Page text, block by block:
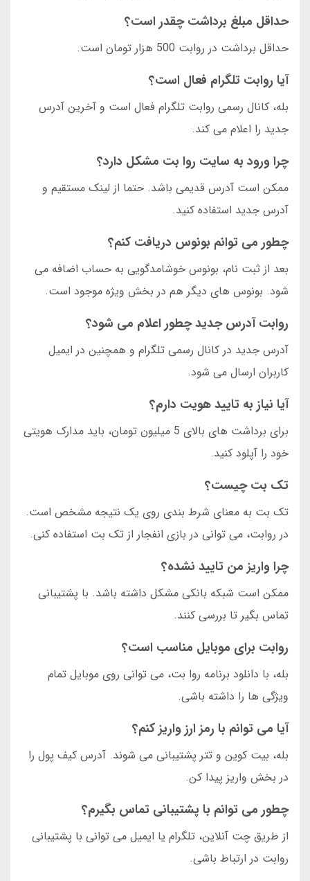
حداقل مبلغ برداشت چقدر است؟
حداقل برداشت در روابت 500 هزار تومان است.
آیا روابت تلگرام فعال است؟
بله، کانال رسمی روابت تلگرام فعال است و آخرین آدرس
جدید را اعلام می کند.
چرا ورود به سایت روا بت مشکل دارد؟
ممکن است آدرس قدیمی باشد. حتما از لینک مستقیم و
آدرس جدید استفاده کنید.
چطور می توانم بونوس دریافت کنم؟
بعد از ثبت نام، بونوس خوشامدگویی به حساب اضافه می
شود. بونوس های دیگر هم در بخش ویژه موجود است.
روابت آدرس جدید چطور اعلام می شود؟
آدرس جدید در کانال رسمی تلگرام و همچنین در ایمیل
کاربران ارسال می شود.
آیا نیاز به تایید هویت دارم؟
برای برداشت های بالای 5 میلیون تومان، باید مدارک هویتی
خود را آپلود کنید.
تک بت چیست؟
تک بت به معنای شرط بندی روی یک نتیجه مشخص است.
در روابت، می توانی در بازی انفجار از تک بت استفاده کنی.
چرا واریز من تایید نشده؟
ممکن است شبکه بانکی مشکل داشته باشد. با پشتیبانی
تماس بگیر تا بررسی کنند.
روابت برای موبایل مناسب است؟
بله، با دانلود برنامه روا بت، می توانی روی موبایل تمام
ویژگی ها را داشته باشی.
آیا می توانم با رمز ارز واریز کنم؟
بله، بیت کوین و تتر پشتیبانی می شوند. آدرس کیف پول را
در بخش واریز پیدا کن.
چطور می توانم با پشتیبانی تماس بگیرم؟
از طریق چت آنلاین، تلگرام یا ایمیل می توانی با پشتیبانی
روابت در ارتباط باشی.